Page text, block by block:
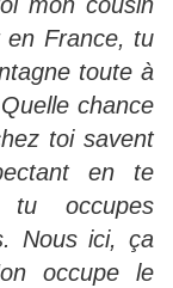
en France, tu
toute à
chance
toi savent
en te
occupes
Nous ici, ça
occupe le